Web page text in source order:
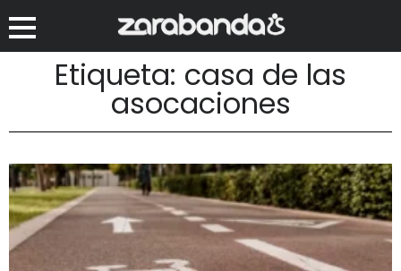
Etiqueta: casa de las
asocaciones